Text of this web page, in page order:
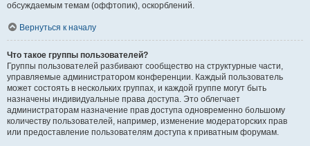
обсуждаемым темам (оффтопик), оскорблений.
Вернуться к началу
Что такое группы пользователей?
Группы пользователей разбивают сообщество на структурные части,
управляемые администратором конференции. Каждый пользователь
может состоять в нескольких группах, и каждой группе могут быть
назначены индивидуальные права доступа. Это облегчает
администраторам назначение прав доступа одновременно большому
количеству пользователей, например, изменение модераторских прав
или предоставление пользователям доступа к приватным форумам.